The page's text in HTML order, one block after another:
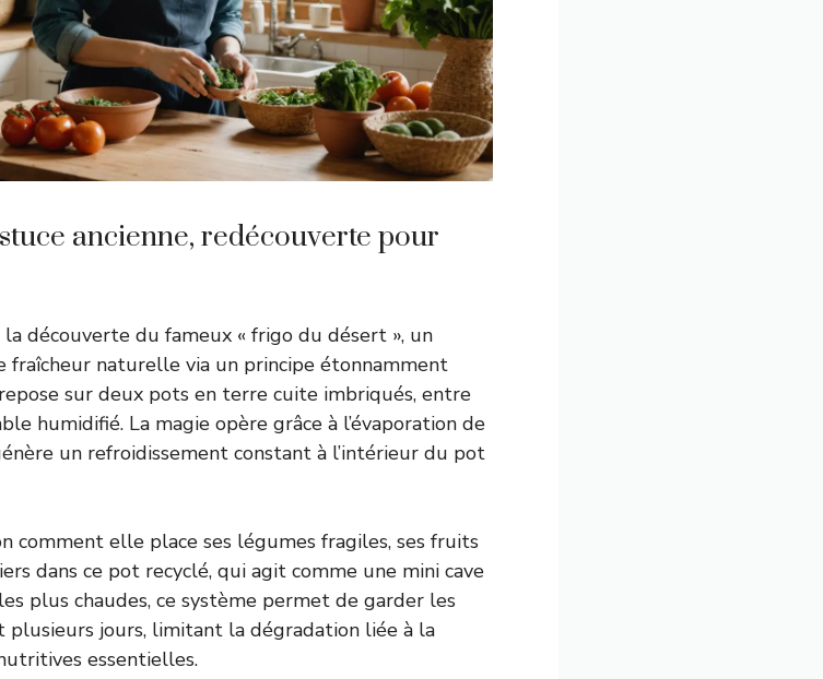
ancienne, redécouverte pour
découverte du fameux « frigo du désert », un
naturelle via un principe étonnamment
sur deux pots en terre cuite imbriqués, entre
humidifié. La magie opère grâce à l’évaporation de
un refroidissement constant à l’intérieur du pot
comment elle place ses légumes fragiles, ses fruits
dans ce pot recyclé, qui agit comme une mini cave
plus chaudes, ce système permet de garder les
jours, limitant la dégradation liée à la
essentielles.